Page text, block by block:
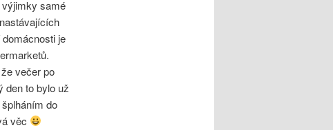
samé
je
večer po
den to bylo už
do
věc